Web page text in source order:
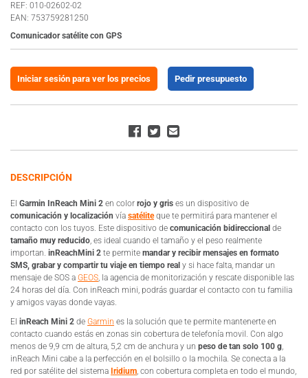
REF: 010-02602-02
EAN: 753759281250
Comunicador satélite con GPS
Iniciar sesión para ver los precios Pedir presupuesto
DESCRIPCIÓN
El Garmin InReach Mini 2 en color rojo y gris es un dispositivo de
comunicación y localización vía satéliteque te permitirá para mantener el
contacto con los tuyos. Este dispositivo de comunicación bidireccional de
tamaño muy reducido, es ideal cuando el tamaño y el peso realmente
importan. inReachMini 2 te permite mandar y recibir mensajes en formato
SMS, grabar y compartir tu viaje en tiempo real y si hace falta, mandar un
mensaje de SOS a GEOS, la agencia de monitorización y rescate disponible las
24 horas del día. Con inReach mini, podrás guardar el contacto con tu familia
y amigos vayas donde vayas.
El inReach Mini 2 de Garmin es la solución que te permite mantenerte en
contacto cuando estás en zonas sin cobertura de telefonía movil. Con algo
menos de 9,9 cm de altura, 5,2 cm de anchura y un peso de tan solo 100 g,
inReach Mini cabe a la perfección en el bolsillo o la mochila. Se conecta a la
red por satélite del sistema Iridium, con cobertura completa en todo el mundo,